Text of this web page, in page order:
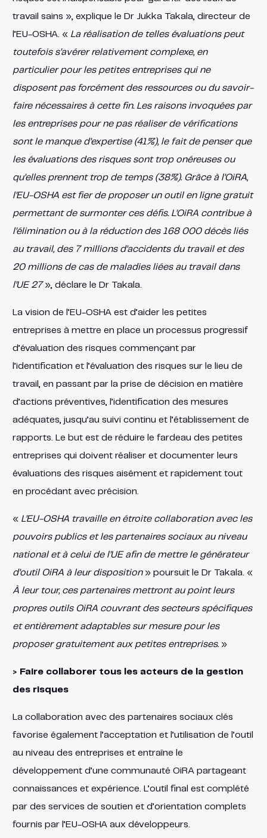
travail sains », explique le Dr Jukka Takala, directeur de
l’EU-OSHA. « La réalisation de telles évaluations peut
toutefois s’avérer relativement complexe, en
particulier pour les petites entreprises qui ne
disposent pas forcément des ressources ou du savoir-
faire nécessaires à cette fin. Les raisons invoquées par
les entreprises pour ne pas réaliser de vérifications
sont le manque d’expertise (41%), le fait de penser que
les évaluations des risques sont trop onéreuses ou
qu’elles prennent trop de temps (38%). Grâce à l’OiRA,
l’EU-OSHA est fier de proposer un outil en ligne gratuit
permettant de surmonter ces défis. L’OiRA contribue à
l’élimination ou à la réduction des 168 000 décès liés
au travail, des 7 millions d’accidents du travail et des
20 millions de cas de maladies liées au travail dans
l’UE 27», déclare le Dr Takala.
La vision de l’EU-OSHA est d’aider les petites
entreprises à mettre en place un processus progressif
d’évaluation des risques commençant par
l’identification et l’évaluation des risques sur le lieu de
travail, en passant par la prise de décision en matière
d’actions préventives, l’identification des mesures
adéquates, jusqu’au suivi continu et l’établissement de
rapports. Le but est de réduire le fardeau des petites
entreprises qui doivent réaliser et documenter leurs
évaluations des risques aisément et rapidement tout
en procédant avec précision.
« L’EU-OSHA travaille en étroite collaboration avec les
pouvoirs publics et les partenaires sociaux au niveau
national et à celui de l’UE afin de mettre le générateur
d’outil OiRA à leur disposition» poursuit le Dr Takala. «
À leur tour, ces partenaires mettront au point leurs
propres outils OiRA couvrant des secteurs spécifiques
et entièrement adaptables sur mesure pour les
proposer gratuitement aux petites entreprises.»
> Faire collaborer tous les acteurs de la gestion
des risques
La collaboration avec des partenaires sociaux clés
favorise également l’acceptation et l’utilisation de l’outil
au niveau des entreprises et entraîne le
développement d’une communauté OiRA partageant
connaissances et expérience. L’outil final est complété
par des services de soutien et d’orientation complets
fournis par l’EU-OSHA aux développeurs.